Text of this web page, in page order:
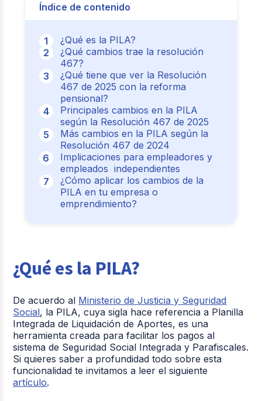
Índice de contenido
¿Qué es la PILA?
¿Qué cambios trae la resolución
467?
¿Qué tiene que ver la Resolución
467 de 2025 con la reforma
pensional?
Principales cambios en la PILA
según la Resolución 467 de 2025
Más cambios en la PILA según la
Resolución 467 de 2024
Implicaciones para empleadores y
empleados independientes
¿Cómo aplicar los cambios de la
PILA en tu empresa o
emprendimiento?
¿Qué es la PILA?
De acuerdo al Ministerio de Justicia y Seguridad
Social, la PILA, cuya sigla hace referencia a Planilla
Integrada de Liquidación de Aportes, es una
herramienta creada para facilitar los pagos al
sistema de Seguridad Social Integrada y Parafiscales.
Si quieres saber a profundidad todo sobre esta
funcionalidad te invitamos a leer el siguiente
artículo.